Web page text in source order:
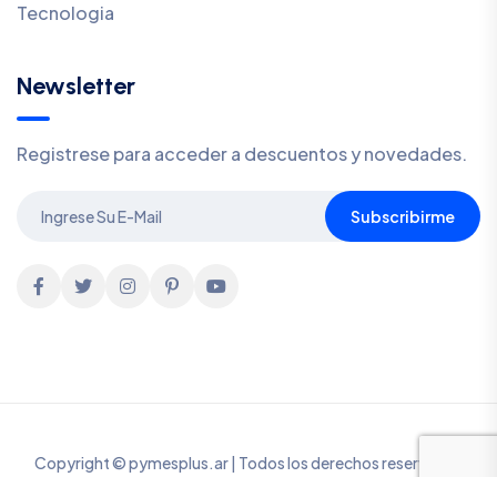
Tecnologia
Newsletter
Registrese para acceder a descuentos y novedades.
Subscribirme
Copyright © pymesplus.ar | Todos los derechos reservados